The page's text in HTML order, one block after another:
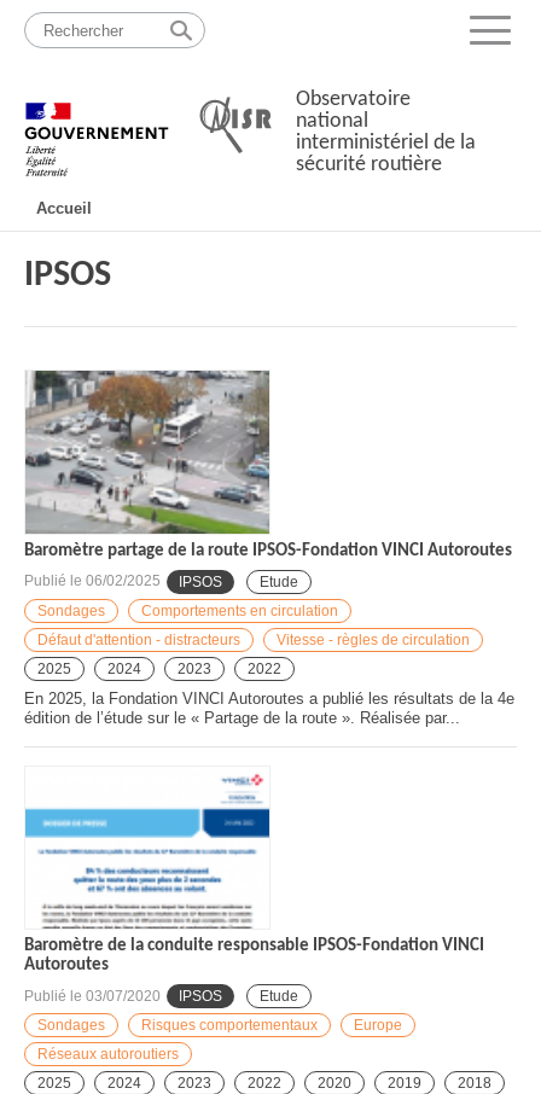
Passer
contenu
Menu
Observatoire
national
interministériel de la
sécurité routière
principale
Accueil
IPSOS
Baromètre partage de la route IPSOS-Fondation VINCI Autoroutes
Publié le 06/02/2025 IPSOS
Etude
Sondages
Comportements en circulation
Défaut d'attention - distracteurs
Vitesse - règles de circulation
2025
2024 2023 2022
En 2025, la Fondation VINCI Autoroutes a publié les résultats de la 4e
édition de l’étude sur le « Partage de la route ». Réalisée par...
Baromètre de la conduite responsable IPSOS-Fondation VINCI
Autoroutes
Publié le 03/07/2020 IPSOS
Etude
Sondages
Risques comportementaux
Europe
Réseaux autoroutiers
2025
2024 2023 2022 2020 2019
2018